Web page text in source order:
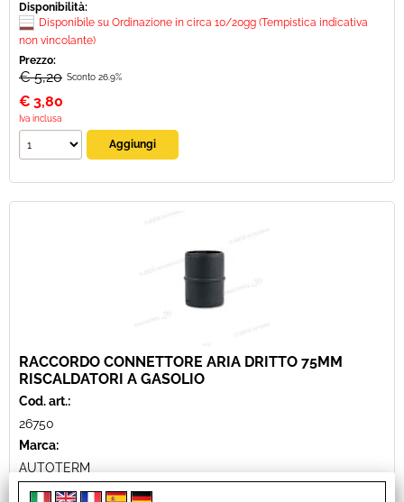
Disponibilità:
Disponibile su Ordinazione in circa 10/20gg (Tempistica indicativa
non vincolante)
Prezzo:
€ 5,20 Sconto 26.9%
€ 3,80
Iva inclusa
RACCORDO CONNETTORE ARIA DRITTO 75MM
RISCALDATORI A GASOLIO
Cod. art.:
26750
Marca:
AUTOTERM
Unità di misura: